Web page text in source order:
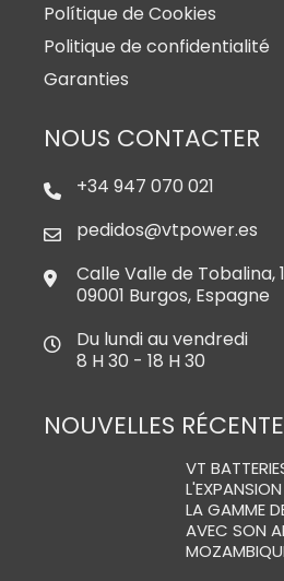
Polítique de Cookies
Politique de confidentialité
Garanties
NOUS CONTACTER
+34 947 070 021
pedidos@vtpower.es
Calle Valle de Tobalina,
09001 Burgos, Espagne
Du lundi au vendredi
8 H 30 - 18 H 30
NOUVELLES
VT
LA GAMME
AVEC SON